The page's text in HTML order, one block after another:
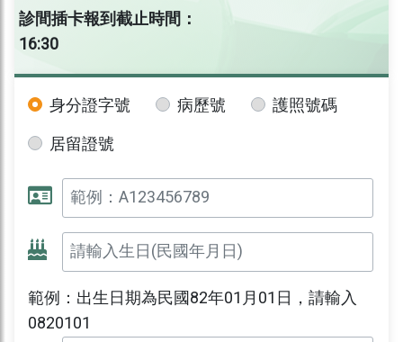
診間插卡報到截止時間：
16:30
身分證字號 病歷號
護照號碼
居留證號
範例：出生日期為民國82年01月01日，請輸入
0820101